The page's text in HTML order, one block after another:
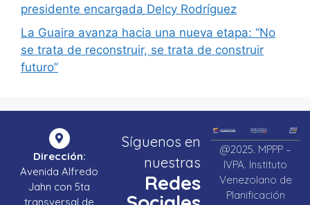
presidente encargada Delcy Rodríguez
La Guaira avanza hacia una nueva etapa: “No
se trata de reconstruir, se trata de construir
futuro”
Dirección:
Avenida Alfredo
Jahn con 5ta
transversal de
Síguenos en
nuestras
Redes
@2025. MPPP –
IVPA. Instituto
Venezolano de
Planificación